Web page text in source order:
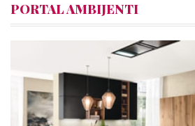
PORTAL AMBIJENTI